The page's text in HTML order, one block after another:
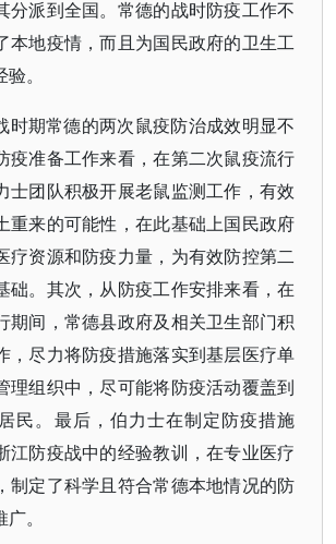
分派到全国。常德的战时防疫工作不
本地疫情，而且为国民政府的卫生工
。
时期常德的两次鼠疫防治成效明显不
疫准备工作来看，在第二次鼠疫流行
士团队积极开展老鼠监测工作，有效
重来的可能性，在此基础上国民政府
疗资源和防疫力量，为有效防控第二
础。其次，从防疫工作安排来看，在
期间，常德县政府及相关卫生部门积
，尽力将防疫措施落实到基层医疗单
理组织中，尽可能将防疫活动覆盖到
民。最后，伯力士在制定防疫措施
江防疫战中的经验教训，在专业医疗
制定了科学且符合常德本地情况的防
。